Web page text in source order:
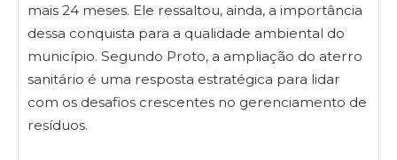
mais 24 meses. Ele ressaltou, ainda, a importância
dessa conquista para a qualidade ambiental do
município. Segundo Proto, a ampliação do aterro
sanitário é uma resposta estratégica para lidar
com os desafios crescentes no gerenciamento de
resíduos.